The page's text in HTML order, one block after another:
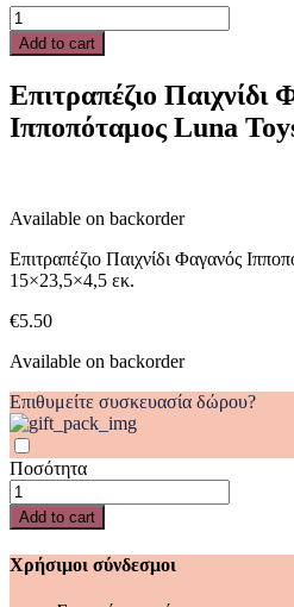
Επιτραπέζιο
Παιχνίδι
Φαγανός
Luna
Toys,
15x23,5x4,5
Add to cart
Επιτραπέζιο Παιχνίδι
Ιπποπόταμος Luna
Available on backorder
Επιτραπέζιο Παιχνίδι Φαγανός
15×23,5×4,5 εκ.
€5.50
Available on backorder
Επιθυμείτε συσκευασία δώρου?
Ποσότητα
Επιτραπέζιο
Παιχνίδι
Φαγανός
Ιπποπόταμος
Luna
Add to cart
Χρήσιμοι σύνδεσμοι